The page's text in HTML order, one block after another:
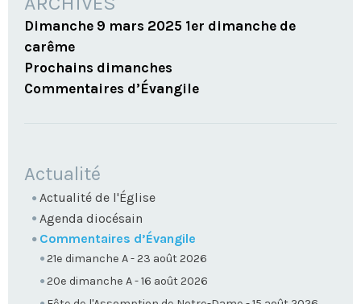
Dimanche 9 mars 2025 1er dimanche de
carême
Prochains dimanches
Commentaires d’Évangile
NAVIGATION
Actualité
Actualité de l'Église
Agenda diocésain
Commentaires d’Évangile
21e dimanche A - 23 août 2026
20e dimanche A - 16 août 2026